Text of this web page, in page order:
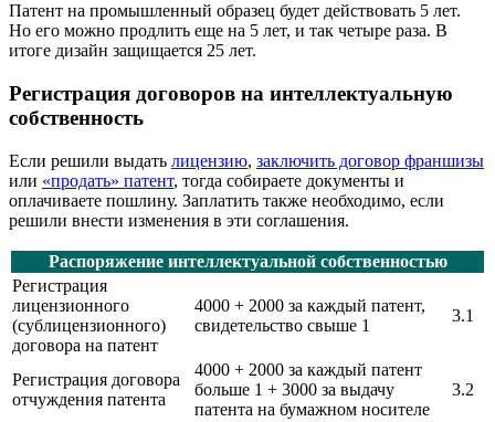
Патент на промышленный образец будет действовать 5 лет.
Но его можно продлить еще на 5 лет, и так четыре раза. В
итоге дизайн защищается 25 лет.
Регистрация договоров на интеллектуальную
собственность
Если решили выдать лицензию, заключить договор франшизы
или «продать» патент, тогда собираете документы и
оплачиваете пошлину. Заплатить также необходимо, если
решили внести изменения в эти соглашения.
Распоряжение интеллектуальной собственностью
Регистрация
лицензионного
(сублицензионного)
договора на патент
4000 + 2000 за каждый патент,
свидетельство свыше 1
3.1
Регистрация договора
отчуждения патента
4000 + 2000 за каждый патент
больше 1 + 3000 за выдачу
патента на бумажном носителе
3.2